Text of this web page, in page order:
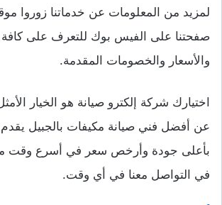
لمزيد من المعلومات عن خدماتنا زوروا
صفحتنا على الفيس بوك للتعرف على
والأسعار والخصومات المقدمة.
اختيارك شركة إلكترو صيانة هو الخيار
عن أفضل فني صيانة مكيفات بالجبيل
بأعلى جودة وأرخص سعر في أسرع وقت
في التواصل معنا في أي وقت.